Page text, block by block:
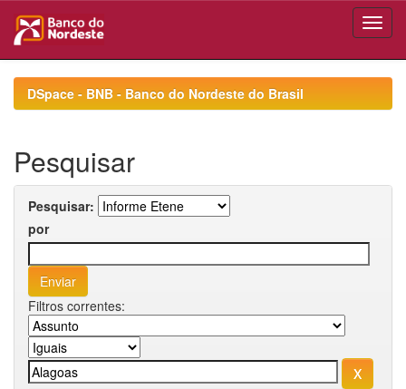
navigationDSpace - BNB - Banco do Nordeste do Brasil
Pesquisar
Pesquisar:
por
Filtros correntes: